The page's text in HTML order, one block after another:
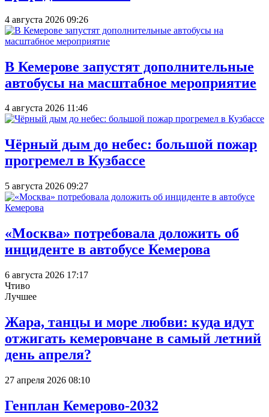
4 августа 2026 09:26
В Кемерове запустят дополнительные
автобусы на масштабное мероприятие
4 августа 2026 11:46
Чёрный дым до небес: большой пожар
прогремел в Кузбассе
5 августа 2026 09:27
«Москва» потребовала доложить об
инциденте в автобусе Кемерова
6 августа 2026 17:17
Чтиво
Лучшее
Жара, танцы и море любви: куда идут
отжигать кемеровчане в самый летний
день апреля?
27 апреля 2026 08:10
Генплан Кемерово-2032